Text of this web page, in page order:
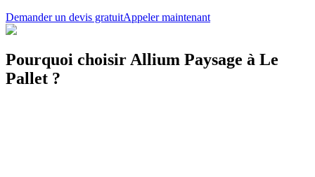
Demander un devis gratuitAppeler maintenant
Pourquoi choisir Allium Paysage à Le
Pallet ?